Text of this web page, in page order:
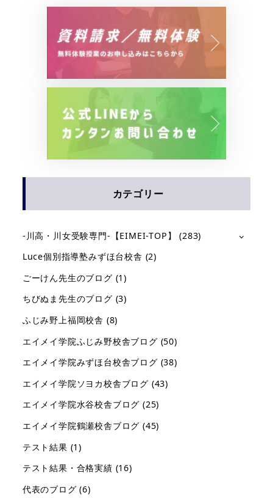
カテゴリー
-川高・川女受験専門-【EIMEI-TOP】
(283)
Luce個別指導塾みずほ台校舎 (2)
ごーけん先生のブログ (1)
ちびぬま先生のブログ (3)
ふじみ野上福岡校舎 (8)
エイメイ学院ふじみ野校舎ブログ (50)
エイメイ学院みずほ台校舎ブログ (38)
エイメイ学院ソヨカ校舎ブログ (43)
エイメイ学院水谷校舎ブログ (25)
エイメイ学院鶴瀬校舎ブログ (45)
テスト結果 (1)
テスト結果・合格実績 (16)
代表のブログ (6)